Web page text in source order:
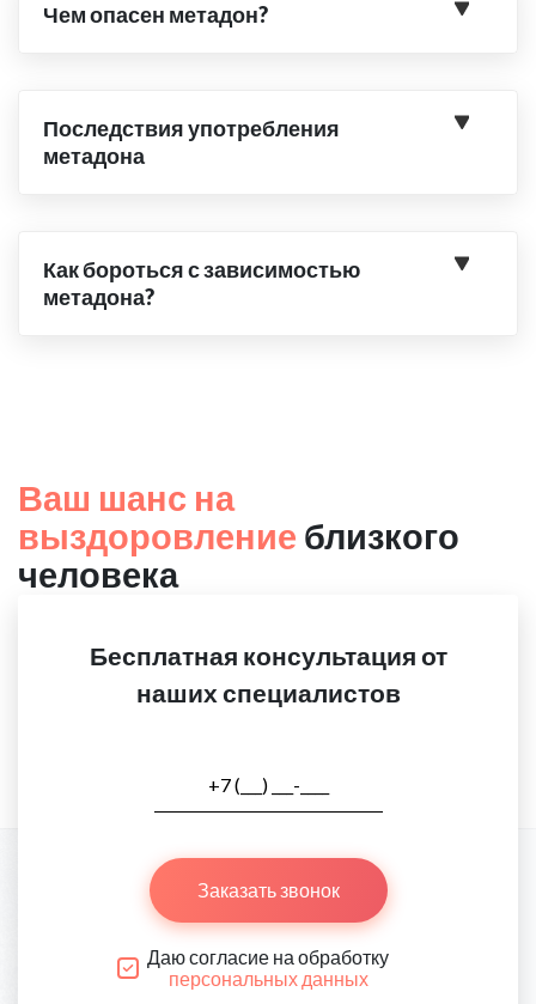
Чем опасен метадон?
Последствия употребления
метадона
Как бороться с зависимостью
метадона?
Ваш шанс на
выздоровление близкого
человека
Бесплатная консультация от
наших специалистов
Заказать звонок
Даю согласие на обработку
персональных данных